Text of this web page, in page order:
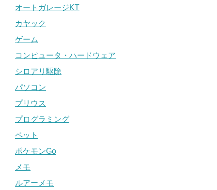
オートガレージKT
カヤック
ゲーム
コンピュータ・ハードウェア
シロアリ駆除
パソコン
プリウス
プログラミング
ペット
ポケモンGo
メモ
ルアーメモ